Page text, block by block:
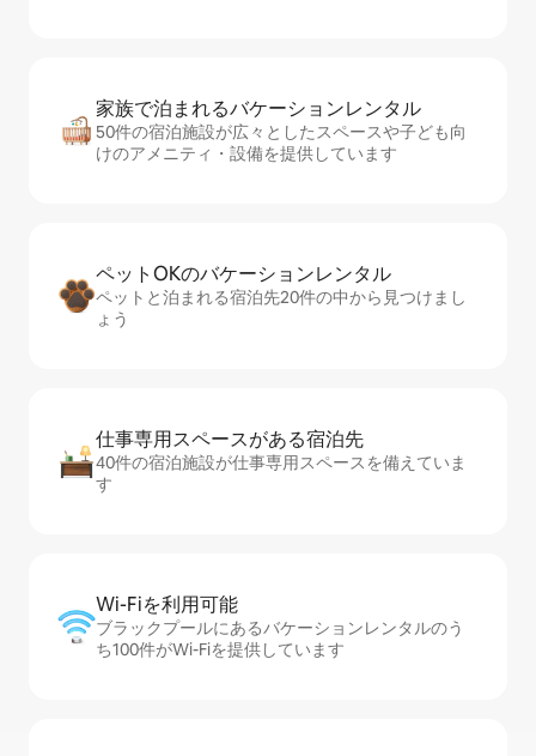
家族で泊まれるバ⁠ケ⁠ー⁠シ⁠ョ⁠ンレ⁠ン⁠タ⁠ル
50件の宿泊施設が広々としたスペースや子ども向
けのアメニティ・設備を提供しています
ペットOKのバ⁠ケ⁠ー⁠シ⁠ョ⁠ンレ⁠ン⁠タ⁠ル
ペットと泊まれる宿泊先20件の中から見つけまし
ょう
仕事専用ス⁠ペ⁠ー⁠スがあ⁠る宿⁠泊⁠先
40件の宿泊施設が仕事専用スペースを備えていま
す
Wi-Fiを利⁠用⁠可⁠能
ブラックプールにあるバケーションレンタルのう
ち100件がWi-Fiを提供しています